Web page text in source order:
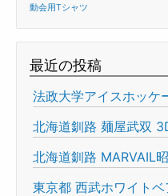
動会用Tシャツ
最近の投稿
法政大学アイスホッケ
北海道釧路 麺屋武双
北海道釧路 MARVAIL
東京都 西武ホワイト